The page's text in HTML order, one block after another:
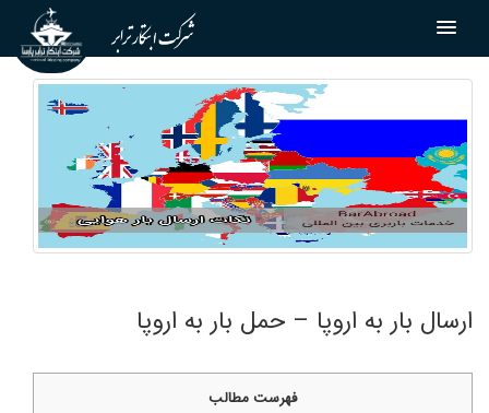
ارسال بار به اروپا – حمل بار به اروپا
فهرست مطالب